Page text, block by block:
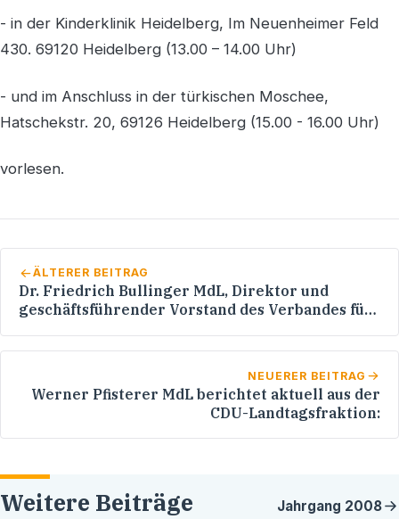
- in der Kinderklinik Heidelberg, Im Neuenheimer Feld
430. 69120 Heidelberg (13.00 – 14.00 Uhr)
- und im Anschluss in der türkischen Moschee,
Hatschekstr. 20, 69126 Heidelberg (15.00 - 16.00 Uhr)
vorlesen.
ÄLTERER BEITRAG
Dr. Friedrich Bullinger MdL, Direktor und
geschäftsführender Vorstand des Verbandes für
Immobilien- unternehmen e.V. (vbw)
NEUERER BEITRAG
Werner Pfisterer MdL berichtet aktuell aus der
CDU-Landtagsfraktion:
Weitere Beiträge Jahrgang 2008